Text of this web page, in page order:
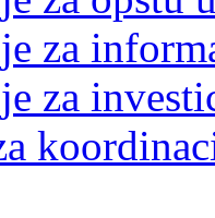
za
za